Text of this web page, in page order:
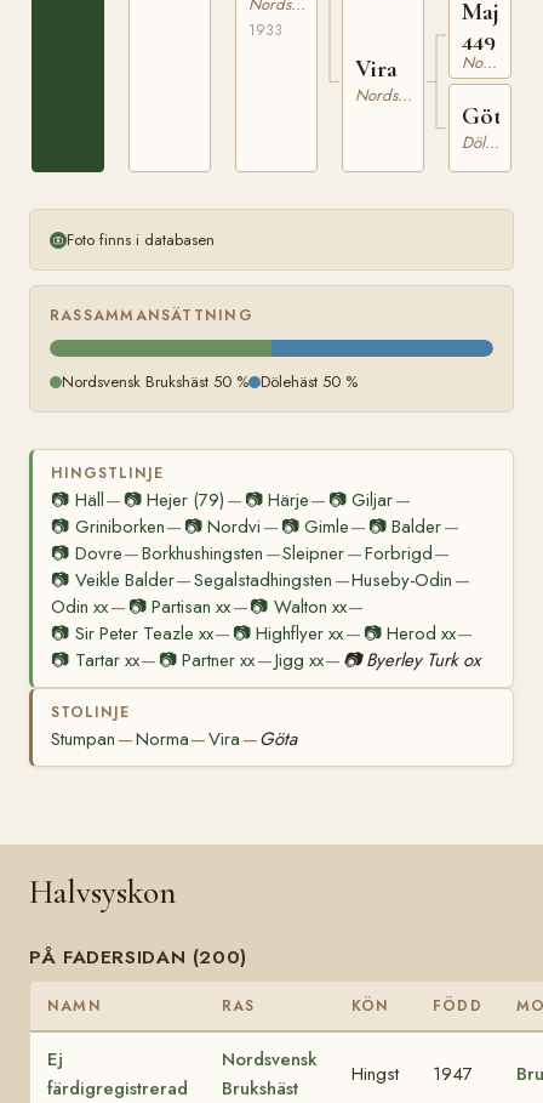
1933
Vira
Nordsvensk Brukshäst
449
Nordsvensk Brukshäst
Göta
Dölehäst
Foto finns i databasen
RASSAMMANSÄTTNING
Nordsvensk Brukshäst 50 % Dölehäst 50 %
HINGSTLINJE
📷 Häll— 📷Hejer (79) — 📷 Härje— 📷 Giljar—
📷 Griniborken— 📷Nordvi — 📷 Gimle— 📷 Balder—
📷 Dovre—Borkhushingsten —Sleipner—Forbrigd—
📷 Veikle Balder—Segalstadhingsten —Huseby-Odin —
Odin xx— 📷Partisan xx—📷 Walton xx—
📷 Sir Peter Teazle xx— 📷Highflyer xx— 📷 Herod xx—
📷 Tartar xx— 📷Partner xx—Jigg xx— 📷 Byerley Turk ox
STOLINJE
Stumpan —Norma—Vira —Göta
Halvsyskon
PÅ FADERSIDAN (200)
NAMN RAS KÖN FÖDD
Ej
färdigregistrerad
Nordsvensk
Brukshäst
Hingst 1947